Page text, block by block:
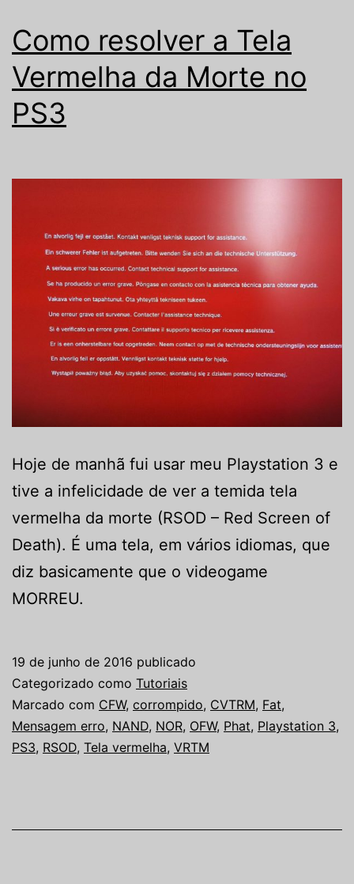
Como resolver a Tela
Vermelha da Morte no
PS3
Hoje de manhã fui usar meu Playstation 3 e
tive a infelicidade de ver a temida tela
vermelha da morte (RSOD – Red Screen of
Death). É uma tela, em vários idiomas, que
diz basicamente que o videogame
MORREU.
19 de junho de 2016 publicado
Categorizado como Tutoriais
Marcado com CFW, corrompido, CVTRM, Fat,
Mensagem erro, NAND, NOR, OFW, Phat, Playstation 3,
PS3, RSOD, Tela vermelha, VRTM